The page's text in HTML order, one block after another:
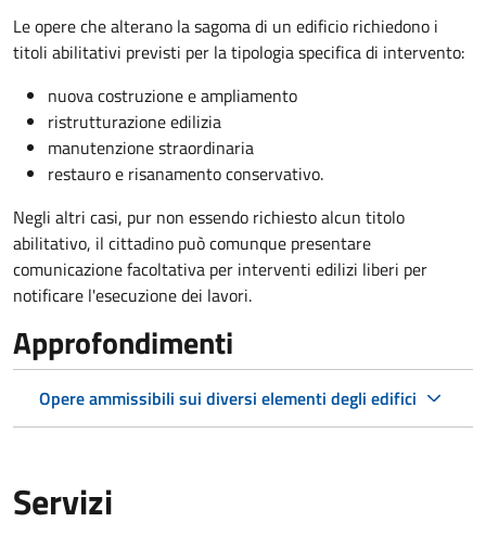
Le opere che alterano la sagoma di un edificio richiedono i
titoli abilitativi previsti per la tipologia specifica di intervento:
nuova costruzione e ampliamento
ristrutturazione edilizia
manutenzione straordinaria
restauro e risanamento conservativo.
Negli altri casi, pur non essendo richiesto alcun titolo
abilitativo, il cittadino può comunque presentare
comunicazione facoltativa per interventi edilizi liberi per
notificare l'esecuzione dei lavori.
Approfondimenti
Opere ammissibili sui diversi elementi degli edifici
Servizi